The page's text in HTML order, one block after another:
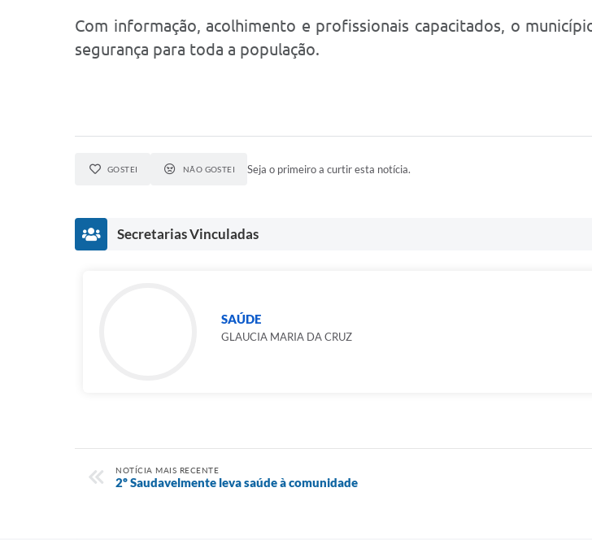
Com informação, acolhimento e profissionais capacitados, o
segurança para toda a população.
GOSTEI NÃO GOSTEI Seja o primeiro a curtir esta notícia.
Secretarias Vinculadas
SAÚDE
GLAUCIA MARIA DA CRUZ
NOTÍCIA MAIS RECENTE
2º Saudavelmente leva saúde à comunidade